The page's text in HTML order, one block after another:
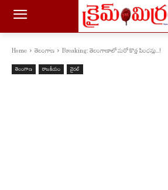
Home తెలంగాణ Breaking: తెలంగాణాలో మరో కొత్త పింఛన్లు...!
తెలంగాణ రాజకీయం వైరల్